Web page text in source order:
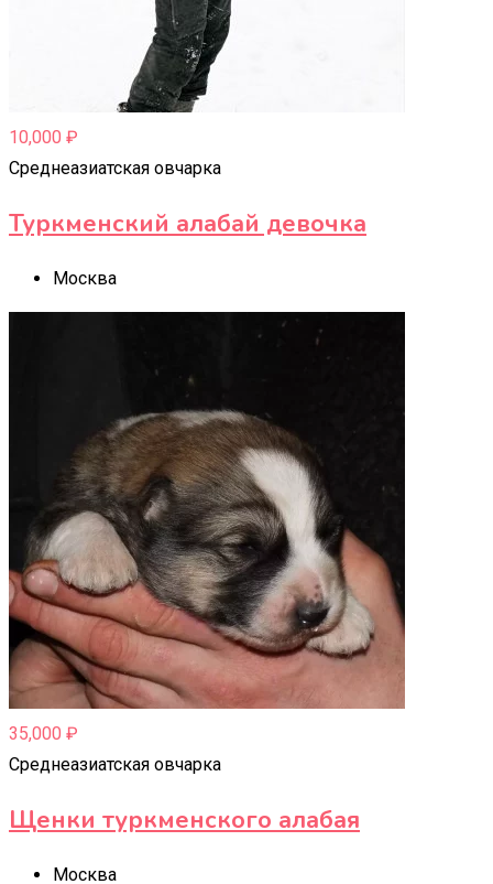
10,000 ₽
Среднеазиатская овчарка
Туркменский алабай девочка
Москва
35,000 ₽
Среднеазиатская овчарка
Щенки туркменского алабая
Москва